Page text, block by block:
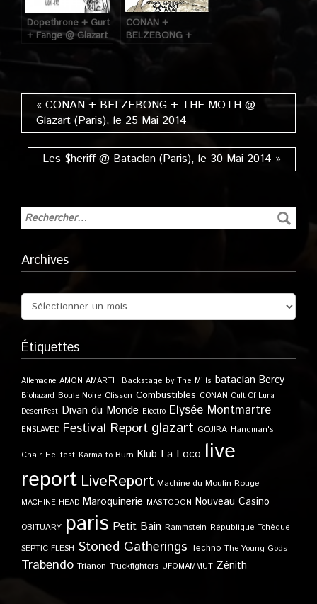
Dopethrone + Gurt
+ Fange @ Glazart
(Paris), le 07 Juillet
2014
CONAN +
BELZEBONG +
« CONAN + BELZEBONG + THE MOTH @
Glazart (Paris), le 25 Mai 2014
Les $heriff @ Bataclan (Paris), le 30 Mai 2014 »
Archives
Étiquettes
Allemagne AMON AMARTH Backstage by The Mills bataclan Bercy
Biohazard Boule Noire Clisson Combustibles CONAN Cult Of Luna
DesertFest Divan du Monde Electro Elysée Montmartre
ENSLAVED Festival Report glazart GOJIRA Hangman's
Chair Hellfest Karma to Burn Klub La Loco live
report LiveReport Machine du Moulin Rouge
MACHINE HEAD Maroquinerie MASTODON Nouveau Casino
OBITUARY paris Petit Bain Rammstein République Tchèque
SEPTIC FLESH Stoned Gatherings Techno The Young Gods
Trabendo Trianon Truckfighters UFOMAMMUT Zénith